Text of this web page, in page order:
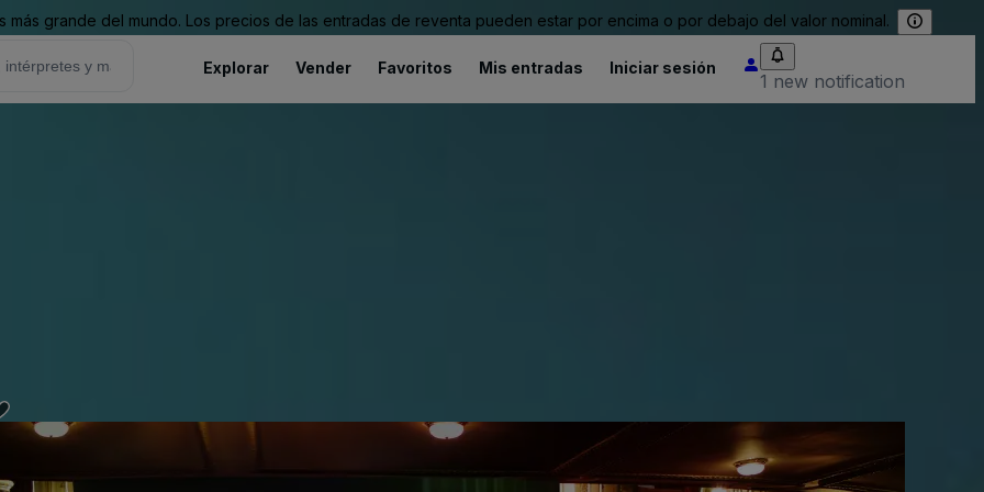
grande del mundo. Los precios de las entradas de reventa pueden estar por encima o por debajo del valor nominal.
Explorar Vender Favoritos Mis entradas Iniciar sesión
1 new notification